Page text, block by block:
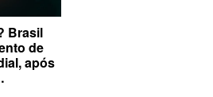
Brasil
de
após